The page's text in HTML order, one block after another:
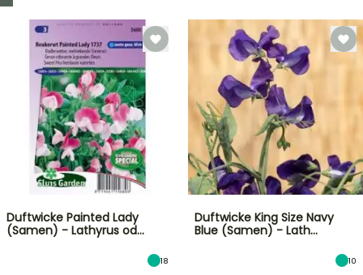
Duftwicke Painted Lady
(Samen) - Lathyrus od…
18
Duftwicke King Size Navy
Blue (Samen) - Lath…
10